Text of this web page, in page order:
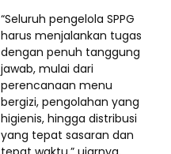
“Seluruh pengelola SPPG
harus menjalankan tugas
dengan penuh tanggung
jawab, mulai dari
perencanaan menu
bergizi, pengolahan yang
higienis, hingga distribusi
yang tepat sasaran dan